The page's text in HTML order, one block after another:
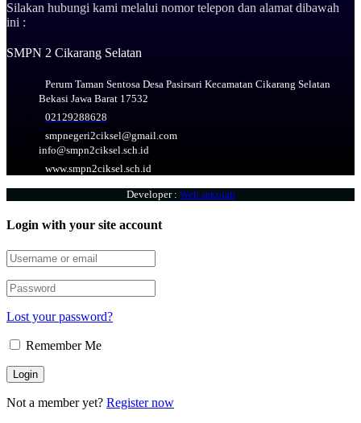
Silakan hubungi kami melalui nomor telepon dan alamat dibawah
ini :
SMPN 2 Cikarang Selatan
Perum Taman Sentosa Desa Pasirsari Kecamatan Cikarang Selatan
Bekasi Jawa Barat 17532
02129288628
smpnegeri2ciksel@gmail.com
info@smpn2ciksel.sch.id
www.smpn2ciksel.sch.id
Developer : Web sekolah
Login with your site account
Lost your password?
Remember Me
Not a member yet? Register now